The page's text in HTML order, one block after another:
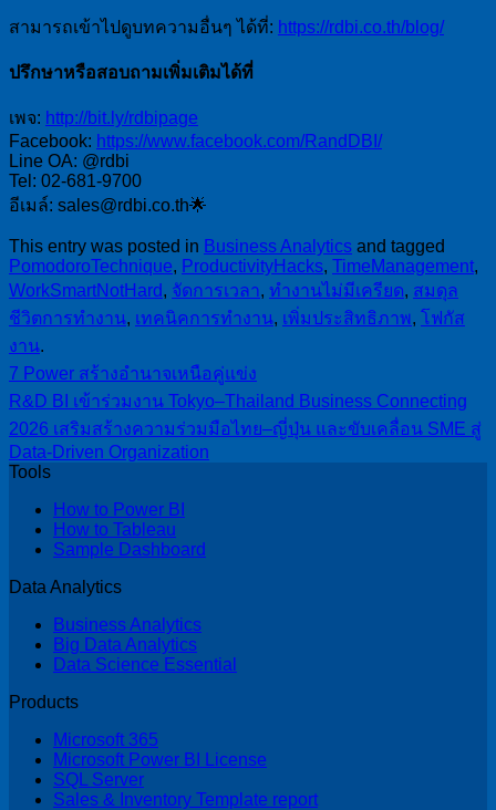
สามารถเข้าไปดูบทความอื่นๆ ได้ที่: https://rdbi.co.th/blog/
ปรึกษาหรือสอบถามเพิ่มเติมได้ที่
เพจ: http://bit.ly/rdbipage
Facebook: https://www.facebook.com/RandDBI/
Line OA: @rdbi
Tel: 02-681-9700
อีเมล์: sales@rdbi.co.th🌟
This entry was posted in Business Analytics and tagged
PomodoroTechnique, ProductivityHacks, TimeManagement,
WorkSmartNotHard, จัดการเวลา, ทำงานไม่มีเครียด, สมดุล
ชีวิตการทำงาน, เทคนิคการทำงาน, เพิ่มประสิทธิภาพ, โฟกัส
งาน.
7 Power สร้างอำนาจเหนือคู่แข่ง
R&D BI เข้าร่วมงาน Tokyo–Thailand Business Connecting
2026 เสริมสร้างความร่วมมือไทย–ญี่ปุ่น และขับเคลื่อน SME สู่
Data-Driven Organization
Tools
How to Power BI
How to Tableau
Sample Dashboard
Data Analytics
Business Analytics
Big Data Analytics
Data Science Essential
Products
Microsoft 365
Microsoft Power BI License
SQL Server
Sales & Inventory Template report